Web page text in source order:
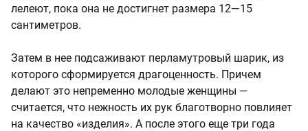
лелеют, пока она не достигнет размера 12—15
сантиметров.
Затем в нее подсаживают перламутровый шарик, из
которого сформируется драгоценность. Причем
делают это непременно молодые женщины —
считается, что нежность их рук благотворно повлияет
на качество «изделия». А после этого еще три года